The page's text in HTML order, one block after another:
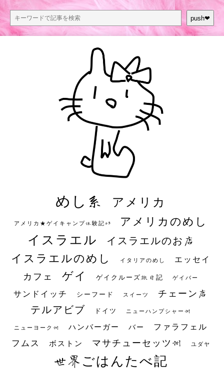
push❤︎
めし系 アメリカ
アメリカ★ゲイキャンプ体験記S3 アメリカのめし
イスラエル イスラエルのお店
イスラエルのめし イタリアのめし エッセイ
カフェ ゲイ ゲイクルーズ旅日記 ゲイバー
サンドイッチ シーフード スイーツ チェーン店
テルアビブ ドイツ ニューハンプシャー州
ニューヨーク州 ハンバーガー バー ファラフェル
フムス ボストン マサチューセッツ州 ユダヤ
世界ごはんたべ記